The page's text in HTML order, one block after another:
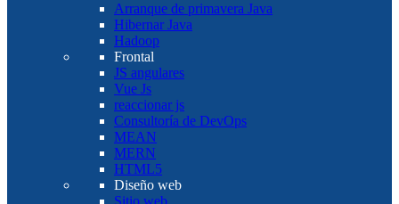
Arranque de primavera Java
Hibernar Java
Hadoop
Frontal
JS angulares
Vue Js
reaccionar js
Consultoría de DevOps
MEAN
MERN
HTML5
Diseño web
Sitio web